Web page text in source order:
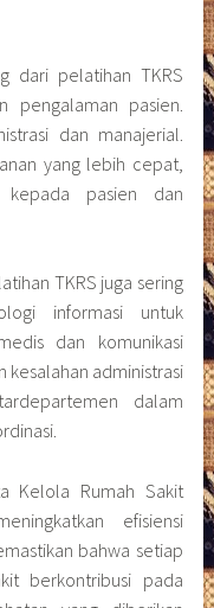
dari pelatihan TKRS
pengalaman pasien.
dan manajerial.
yang lebih cepat,
pasien dan
TKRS juga sering
informasi untuk
dan komunikasi
administrasi
dalam
Kelola Rumah Sakit
efisiensi
bahwa setiap
berkontribusi pada